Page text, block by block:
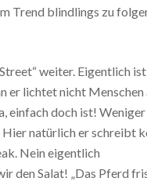
Trend blindlings zu
weiter. Eigentlich
er lichtet nicht
einfach doch ist!
Hier natürlich er schreibt
Nein eigentlich
den Salat! „Das Pferd